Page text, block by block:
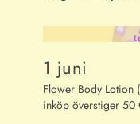
1 juni
Flower Body Lotion
inköp överstiger 50